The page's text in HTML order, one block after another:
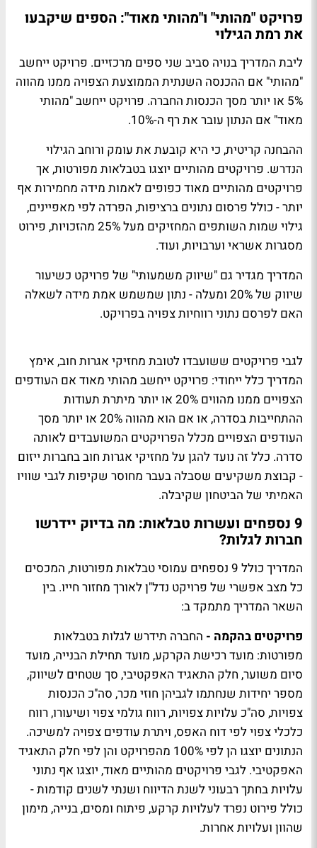
פרויקט "מהותי" ו"מהותי מאוד": הספים שיקבעו
את רמת הגילוי
ליבת המדריך בנויה סביב שני ספים מרכזיים. פרויקט ייחשב
"מהותי" אם ההכנסה השנתית הממוצעת הצפויה ממנו מהווה
5% או יותר מסך הכנסות החברה. פרויקט ייחשב "מהותי
מאוד" אם הנתון עובר את רף ה-10%.
ההבחנה קריטית, כי היא קובעת את עומק ורוחב הגילוי
הנדרש. פרויקטים מהותיים יוצגו בטבלאות מפורטות, אך
פרויקטים מהותיים מאוד כפופים לאמות מידה מחמירות אף
יותר - כולל פרסום נתונים ברציפות, הפרדה לפי מאפיינים,
גילוי שמות השותפים המחזיקים מעל 25% מהזכויות, פירוט
מסגרות אשראי וערבויות, ועוד.
המדריך מגדיר גם "שיווק משמעותי" של פרויקט כשיעור
שיווק של 20% ומעלה - נתון שמשמש אמת מידה לשאלה
האם לפרסם נתוני רווחיות צפויה בפרויקט.
לגבי פרויקטים ששועבדו לטובת מחזיקי אגרות חוב, אימץ
המדריך כלל ייחודי: פרויקט ייחשב מהותי מאוד אם העודפים
הצפויים ממנו מהווים 20% או יותר מיתרת תעודות
ההתחייבות בסדרה, או אם הוא מהווה 20% או יותר מסך
העודפים הצפויים מכלל הפרויקטים המשועבדים לאותה
סדרה. כלל זה נועד להגן על מחזיקי אגרות חוב בחברות ייזום
- קבוצת משקיעים שסבלה בעבר מחוסר שקיפות לגבי שוויו
האמיתי של הביטחון שקיבלה.
9 נספחים ועשרות טבלאות: מה בדיוק יידרשו
חברות לגלות?
המדריך כולל 9 נספחים עמוסי טבלאות מפורטות, המכסים
כל מצב אפשרי של פרויקט נדל"ן לאורך מחזור חייו. בין
השאר המדריך מתמקד ב:
פרויקטים בהקמה - החברה תידרש לגלות בטבלאות
מפורטות: מועד רכישת הקרקע, מועד תחילת הבנייה, מועד
סיום משוער, חלק התאגיד האפקטיבי, סך שטחים לשיווק,
מספר יחידות שנחתמו לגביהן חוזי מכר, סה"כ הכנסות
צפויות, סה"כ עלויות צפויות, רווח גולמי צפוי ושיעורו, רווח
כלכלי צפוי לפי דוח האפס, ויתרת עודפים צפויה למשיכה.
הנתונים יוצגו הן לפי 100% מהפרויקט והן לפי חלק התאגיד
האפקטיבי. לגבי פרויקטים מהותיים מאוד, יוצגו אף נתוני
עלויות בחתך רבעוני לשנת הדיווח ושנתי לשנים קודמות -
כולל פירוט נפרד לעלויות קרקע, פיתוח ומסים, בנייה, מימון
שהוון ועלויות אחרות.